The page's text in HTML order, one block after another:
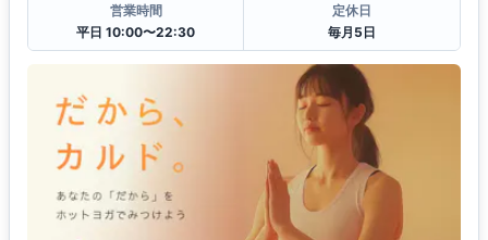
営業時間
平日 10:00〜22:30
定休日
毎月5日